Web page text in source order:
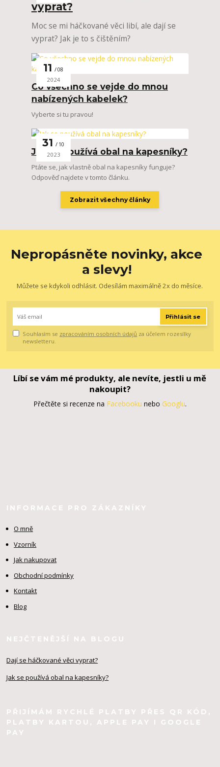
vyprat?
Moc se mi háčkované věci libí, ale dají se
vyprat? Jak je to s čištěním?
11 08
2024
Co všechno se vejde do mnou
nabízených kabelek?
Vyberte si tu pravou!
31 10
2023
Jak se používá obal na kapesníky?
Ptáte se, jak vlastně obal na kapesníky funguje?
Odpověď najdete v tomto článku.
Zobrazit všechny články
Nepropásněte novinky, akce
a slevy!
Můžete se kdykoli odhlásit. Odesílám maximálně 2x do měsíce.
Přihlásit se
Souhlasím se zpracováním osobních údajů za účelem rozesílky
newsletteru.
Líbí se vám mé produkty, ale nevíte, jestli u mě
nakoupit?
Přečtěte si recenze na Facebooku nebo Googlu.
INFORMACE PRO ZÁKAZNÍKY
O mně
Vzorník
Jak nakupovat
Obchodní podmínky
Kontakt
Blog
NEJČTENĚJŠÍ NA BLOGU
Dají se háčkované věci vyprat?
Jak se používá obal na kapesníky?
PŘIJÍMÁM RYCHLÉ PLATBY PŘES QR KÓD,
PLATBY KARTOU, APPLE PAY I GOOGLE
PAY